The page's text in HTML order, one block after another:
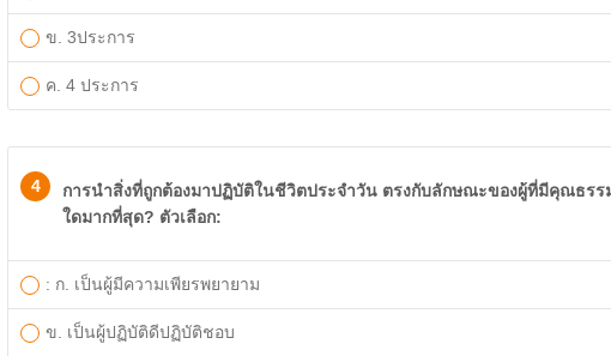
ข. 3ประการ
ค. 4 ประการ
4
การนำสิ่งที่ถูกต้องมาปฏิบัติในชีวิตประจำวัน ตรงกับลักษณะของผู้ที่มีคุณธรร
ใดมากที่สุด? ​ตัวเลือก:
: ก. เป็นผู้มีความเพียรพยายาม
ข. เป็นผู้ปฏิบัติดีปฏิบัติชอบ